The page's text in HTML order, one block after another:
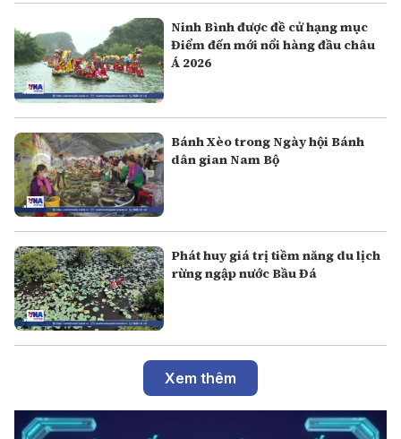
Ninh Bình được đề cử hạng mục
Điểm đến mới nổi hàng đầu châu
Á 2026
Bánh Xèo trong Ngày hội Bánh
dân gian Nam Bộ
Phát huy giá trị tiềm năng du lịch
rừng ngập nước Bầu Đá
Xem thêm